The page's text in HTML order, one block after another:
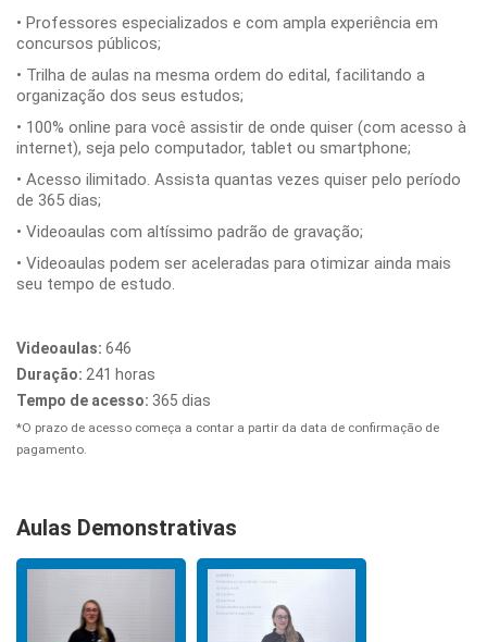
• Professores especializados e com ampla experiência em
concursos públicos;
• Trilha de aulas na mesma ordem do edital, facilitando a
organização dos seus estudos;
• 100% online para você assistir de onde quiser (com acesso à
internet), seja pelo computador, tablet ou smartphone;
• Acesso ilimitado. Assista quantas vezes quiser pelo período
de 365 dias;
• Videoaulas com altíssimo padrão de gravação;
• Videoaulas podem ser aceleradas para otimizar ainda mais
seu tempo de estudo.
Videoaulas: 646
Duração: 241 horas
Tempo de acesso: 365 dias
*O prazo de acesso começa a contar a partir da data de confirmação de
pagamento.
Aulas Demonstrativas